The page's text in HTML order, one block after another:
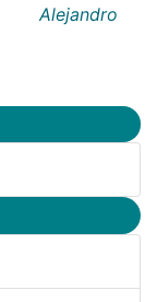
Alejandro